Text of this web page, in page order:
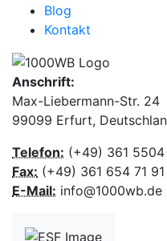
Blog
Kontakt
Anschrift:
Max-Liebermann-Str. 24
99099 Erfurt,
Telefon: (+49) 361
Fax: (+49) 361 654 71 91
E-Mail: info@1000wb.de